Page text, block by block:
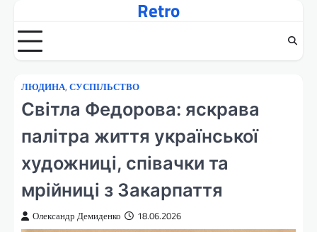
вмісту
Retro
ЛЮДИНА, СУСПІЛЬСТВО
Світла Федорова: яскрава
палітра життя української
художниці, співачки та
мрійниці з Закарпаття
Олександр Демиденко 18.06.2026